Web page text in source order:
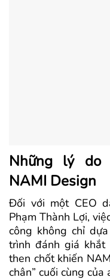
Những lý do
NAMI Design
Đối với một CEO
Phạm Thành Lợi,
công không chỉ
trình đánh giá
then chốt khiến
chân” cuối cùng của